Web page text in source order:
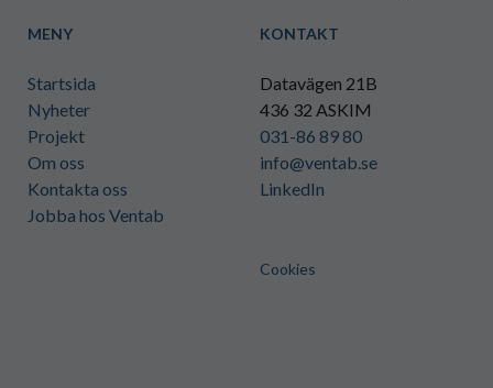
MENY
Startsida
Nyheter
Projekt
Om oss
Kontakta oss
Jobba hos Ventab
KONTAKT
Datavägen 21B
436 32 ASKIM
031-86 89 80
info@ventab.se
LinkedIn
Cookies